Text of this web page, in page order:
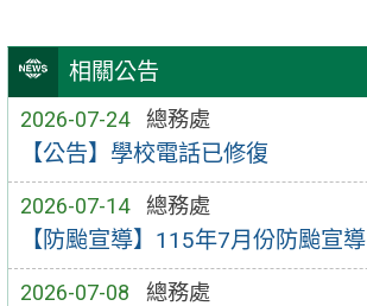
相關公告
2026-07-24 總務處
【公告】學校電話已修復
2026-07-14 總務處
【防颱宣導】115年7月份防颱宣導
2026-07-08 總務處